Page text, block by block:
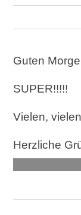
Guten
SUPER!!!!!
Vielen,
Herzliche